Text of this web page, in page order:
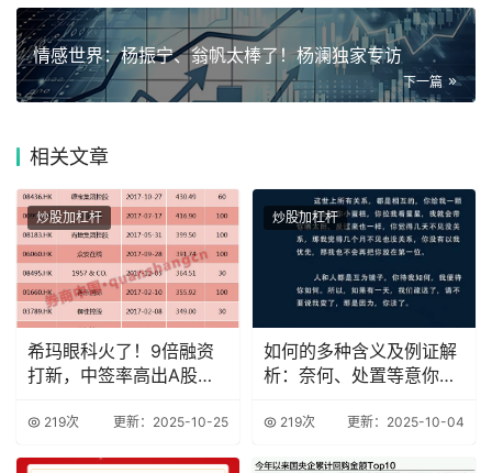
情感世界：杨振宁、翁帆太棒了！杨澜独家专访
下一篇
相关文章
炒股加杠杆
希玛眼科火了！9倍融资
打新，中签率高出A股
219次 更新：2025-10-25
炒股加杠杆
如何的多种含义及例证解
析：奈何、处置等意你知
219次 更新：2025-10-04